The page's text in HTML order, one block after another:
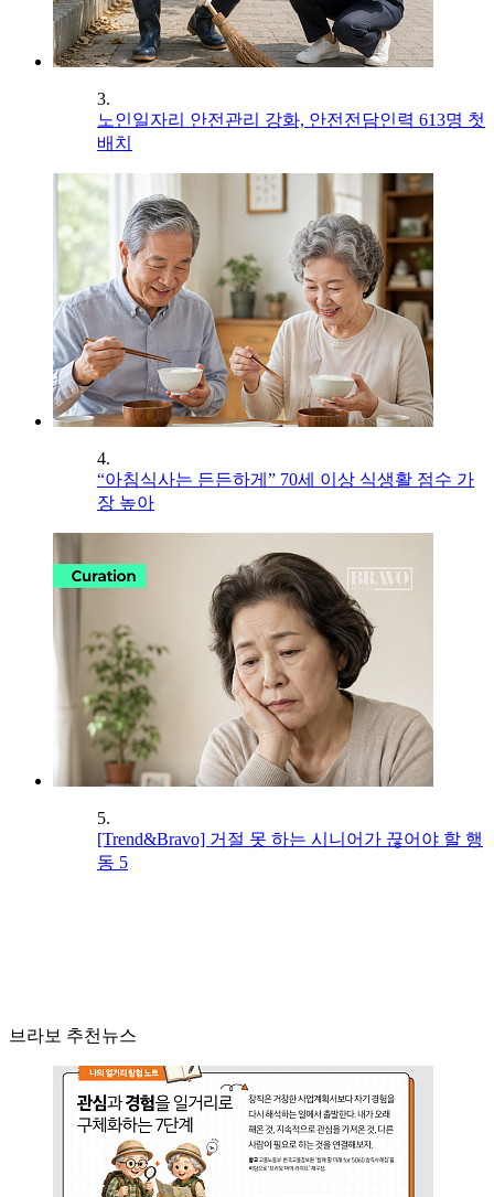
3.
노인일자리 안전관리 강화, 안전전담인력 613명 첫
배치
4.
“아침식사는 든든하게” 70세 이상 식생활 점수 가
장 높아
5.
[Trend&Bravo] 거절 못 하는 시니어가 끊어야 할 행
동 5
브라보 추천뉴스